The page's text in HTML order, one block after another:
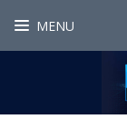
MENU